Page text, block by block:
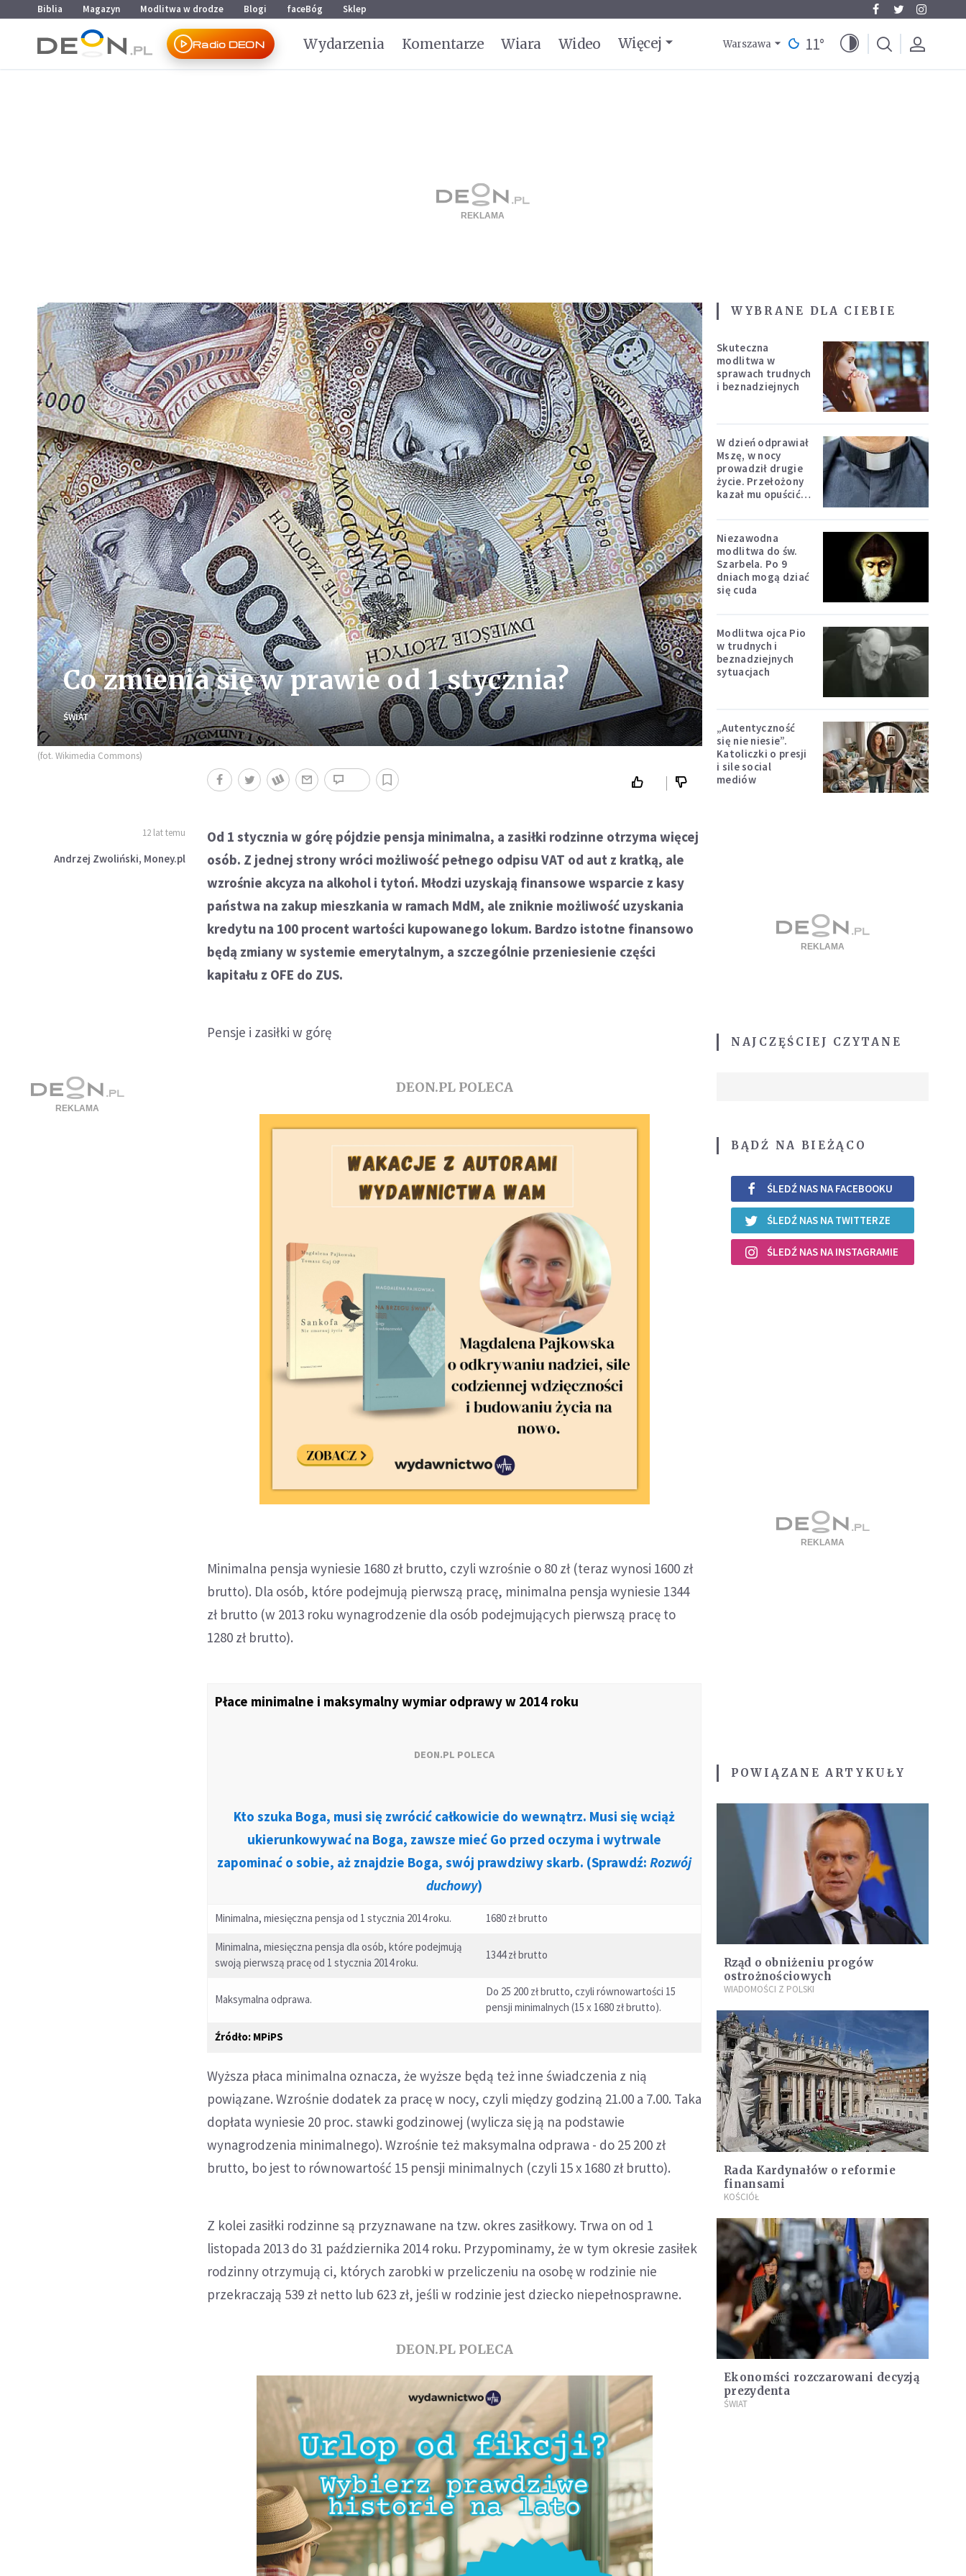
Przejdź do menu głównego
Przejdź do treści
Biblia Magazyn Modlitwa w drodze Blogi faceBóg Sklep
Radio DEON Wydarzenia Komentarze Wiara Wideo Więcej Warszawa 11°
Co zmienia się w prawie od 1 stycznia?
ŚWIAT
(fot. Wikimedia Commons)
12 lat temu
Andrzej Zwoliński, Money.pl
Od 1 stycznia w górę pójdzie pensja minimalna, a zasiłki rodzinne otrzyma więcej
osób. Z jednej strony wróci możliwość pełnego odpisu VAT od aut z kratką, ale
wzrośnie akcyza na alkohol i tytoń. Młodzi uzyskają finansowe wsparcie z kasy
państwa na zakup mieszkania w ramach MdM, ale zniknie możliwość uzyskania
kredytu na 100 procent wartości kupowanego lokum. Bardzo istotne finansowo
będą zmiany w systemie emerytalnym, a szczególnie przeniesienie części
kapitału z OFE do ZUS.
Pensje i zasiłki w górę
DEON.PL POLECA
Minimalna pensja wyniesie 1680 zł brutto, czyli wzrośnie o 80 zł (teraz wynosi 1600 zł
brutto). Dla osób, które podejmują pierwszą pracę, minimalna pensja wyniesie 1344
zł brutto (w 2013 roku wynagrodzenie dla osób podejmujących pierwszą pracę to
1280 zł brutto).
Płace minimalne i maksymalny wymiar odprawy w 2014 roku
DEON.PL POLECA
Kto szuka Boga, musi się zwrócić całkowicie do wewnątrz. Musi się wciąż
ukierunkowywać na Boga, zawsze mieć Go przed oczyma i wytrwale
zapominać o sobie, aż znajdzie Boga, swój prawdziwy skarb. (Sprawdź:Rozwój
duchowy)
Minimalna, miesięczna pensja od 1 stycznia 2014 roku. 1680 zł brutto
Minimalna, miesięczna pensja dla osób, które podejmują
swoją pierwszą pracę od 1 stycznia 2014 roku.
1344 zł brutto
Maksymalna odprawa.
Do 25 200 zł brutto, czyli równowartości 15
pensji minimalnych (15 x 1680 zł brutto).
Źródło: MPiPS
Wyższa płaca minimalna oznacza, że wyższe będą też inne świadczenia z nią
powiązane. Wzrośnie dodatek za pracę w nocy, czyli między godziną 21.00 a 7.00. Taka
dopłata wyniesie 20 proc. stawki godzinowej (wylicza się ją na podstawie
wynagrodzenia minimalnego). Wzrośnie też maksymalna odprawa - do 25 200 zł
brutto, bo jest to równowartość 15 pensji minimalnych (czyli 15 x 1680 zł brutto).
Z kolei zasiłki rodzinne są przyznawane na tzw. okres zasiłkowy. Trwa on od 1
listopada 2013 do 31 października 2014 roku. Przypominamy, że w tym okresie zasiłek
rodzinny otrzymują ci, których zarobki w przeliczeniu na osobę w rodzinie nie
przekraczają 539 zł netto lub 623 zł, jeśli w rodzinie jest dziecko niepełnosprawne.
DEON.PL POLECA
WYBRANE DLA CIEBIE
Skuteczna
modlitwa w
sprawach trudnych
i beznadziejnych
W dzień odprawiał
Mszę, w nocy
prowadził drugie
życie. Przełożony
kazał mu opuścić
Niezawodna
modlitwa do św.
Szarbela. Po 9
dniach mogą dziać
się cuda
Modlitwa ojca Pio
w trudnych i
beznadziejnych
sytuacjach
„Autentyczność
się nie niesie”.
Katoliczki o presji
i sile social
mediów
NAJCZĘŚCIEJ CZYTANE
BĄDŹ NA BIEŻĄCO
ŚLEDŹ NAS NA FACEBOOKU
ŚLEDŹ NAS NA TWITTERZE
ŚLEDŹ NAS NA INSTAGRAMIE
POWIĄZANE ARTYKUŁY
Rząd o obniżeniu progów
ostrożnościowych
WIADOMOŚCI Z POLSKI
Rada Kardynałów o reformie
finansami
KOŚCIÓŁ
Ekonomści rozczarowani decyzją
prezydenta
ŚWIAT